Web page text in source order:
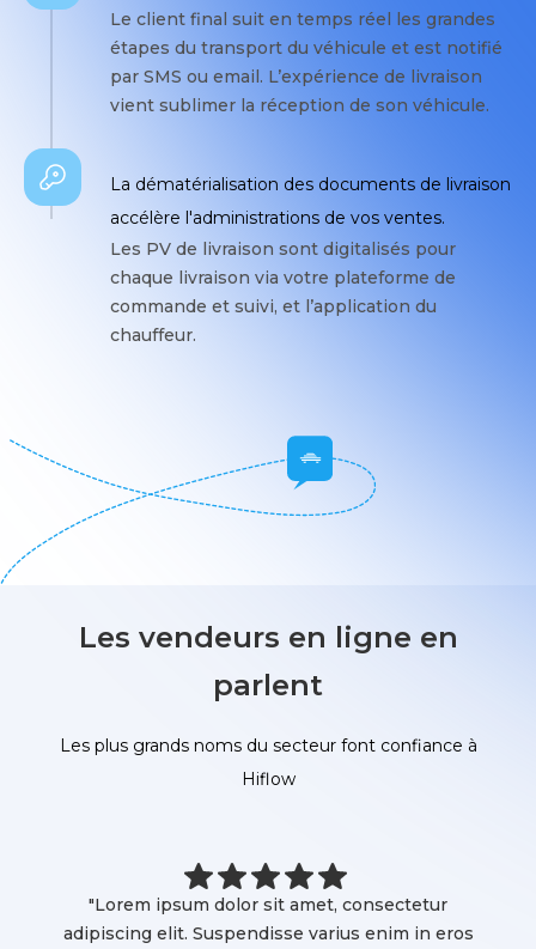
Le client final suit en temps réel les grandes
étapes du transport du véhicule et est notifié
par SMS ou email. L’expérience de livraison
vient sublimer la réception de son véhicule.
La dématérialisation des documents de livraison
accélère l'administrations de vos ventes.
Les PV de livraison sont digitalisés pour
chaque livraison via votre plateforme de
commande et suivi, et l’application du
chauffeur.
Les vendeurs en ligne en
parlent
Les plus grands noms du secteur font confiance à
Hiflow
"Lorem ipsum dolor sit amet, consectetur
adipiscing elit. Suspendisse varius enim in eros